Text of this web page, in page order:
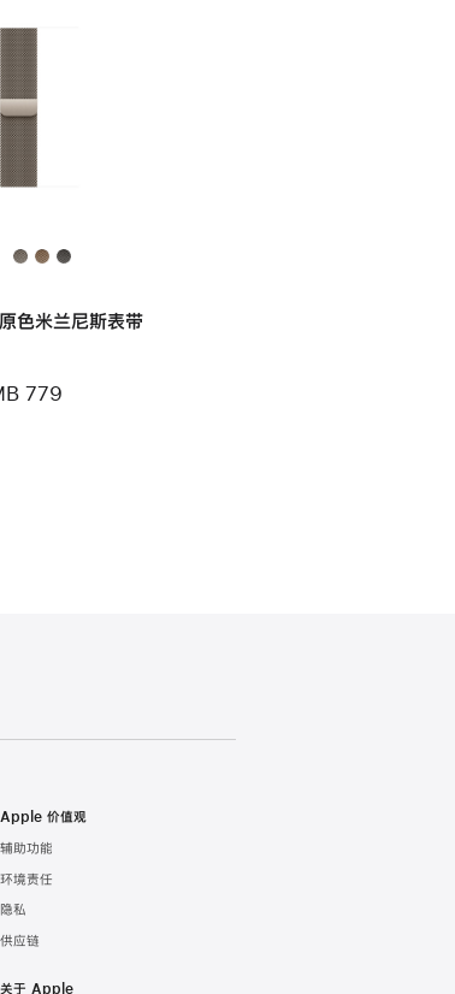
色米兰尼斯表带
779
Apple 价值观
辅助功能
环境责任
隐私
供应链
关于 Apple